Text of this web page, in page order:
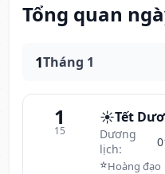
Tổng quan
1Tháng 1
1
15
☀️Tết
Dương
lịch:
⭐Hoàng đạo